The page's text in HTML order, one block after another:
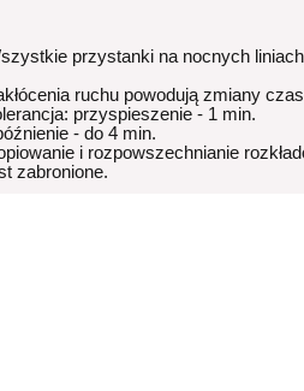
przystanki na nocnych
ruchu powodują zmiany
przyspieszenie - 1 min.
- do 4 min.
i rozpowszechnianie
zabronione.